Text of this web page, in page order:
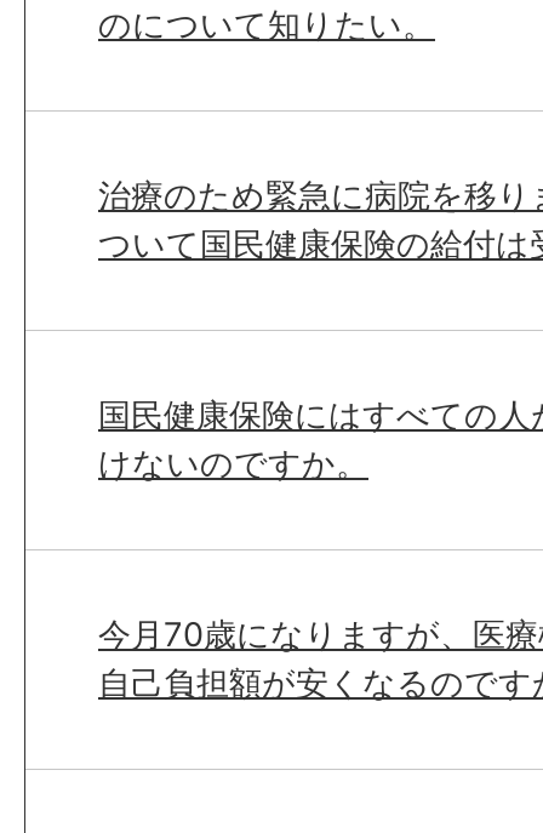
のについて知りたい。
治療のため緊急に病院を移
ついて国民健康保険の給付
国民健康保険にはすべての
けないのですか。
今月70歳になりますが、医
自己負担額が安くなるのです